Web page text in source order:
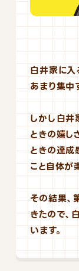
白井家に入
あまり集中
しかし白井
ときの嬉し
ときの達成
こと自体が
その結果、
きたので、
います。